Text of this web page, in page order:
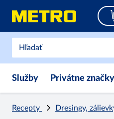
Služby Privátne značky
Recepty Dresingy,